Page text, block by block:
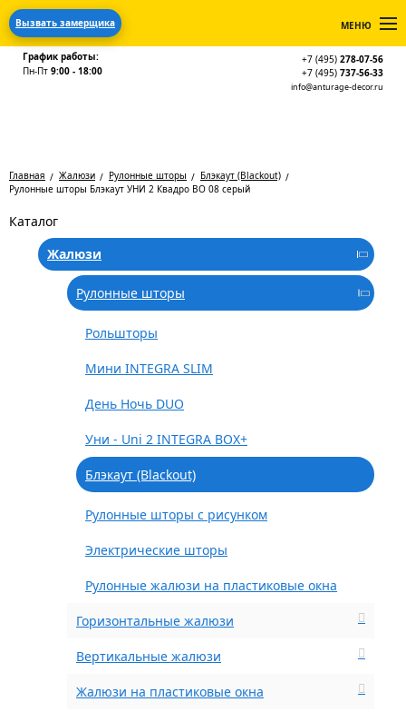
Вызвать замерщика МЕНЮ
График работы:
Пн-Пт 9:00 - 18:00
+7 (495) 278-07-56
+7 (495) 737-56-33
info@anturage-decor.ru
Главная Жалюзи Рулонные шторы
Блэкаут (Blackout)
Рулонные шторы Блэкаут УНИ 2 Квадро BO 08 серый
Каталог
Жалюзи
Рулонные шторы
Рольшторы
Мини INTEGRA SLIM
День Ночь DUO
Уни - Uni 2 INTEGRA BOX+
Блэкаут (Blackout)
Рулонные шторы с рисунком
Электрические шторы
Рулонные жалюзи на пластиковые окна
Горизонтальные жалюзи
Вертикальные жалюзи
Жалюзи на пластиковые окна